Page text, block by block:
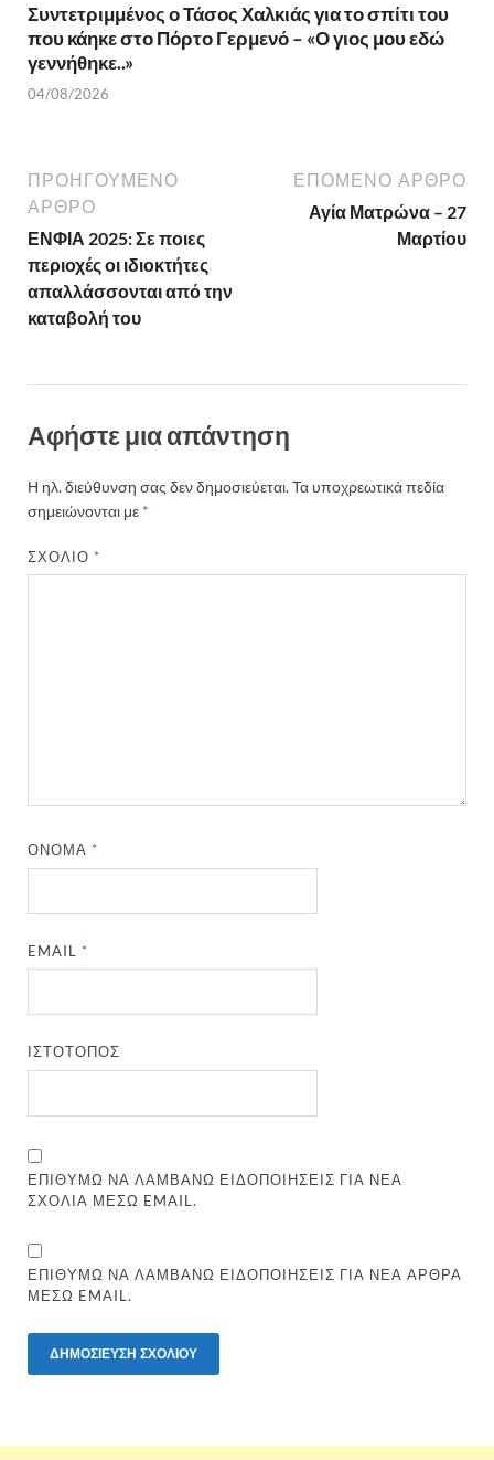
Συντετριμμένος ο Τάσος Χαλκιάς για το σπίτι του
που κάηκε στο Πόρτο Γερμενό – «Ο γιος μου εδώ
γεννήθηκε..»
04/08/2026
ΠΡΟΗΓΟΎΜΕΝΟ
ΆΡΘΡΟ
ΕΝΦΙΑ 2025: Σε ποιες
περιοχές οι ιδιοκτήτες
απαλλάσσονται από την
καταβολή του
ΕΠΌΜΕΝΟ ΆΡΘΡΟ
Αγία Ματρώνα – 27
Μαρτίου
Αφήστε μια απάντηση
Η ηλ. διεύθυνση σας δεν δημοσιεύεται.Τα υποχρεωτικά πεδία
σημειώνονται με *
ΣΧΌΛΙΟ*
ΌΝΟΜΑ*
EMAIL*
ΙΣΤΌΤΟΠΟΣ
ΕΠΙΘΥΜΏ ΝΑ ΛΑΜΒΆΝΩ ΕΙΔΟΠΟΙΉΣΕΙΣ ΓΙΑ ΝΈΑ
ΣΧΌΛΙΑ ΜΈΣΩ EMAIL.
ΕΠΙΘΥΜΏ ΝΑ ΛΑΜΒΆΝΩ ΕΙΔΟΠΟΙΉΣΕΙΣ ΓΙΑ ΝΈΑ ΆΡΘΡΑ
ΜΈΣΩ EMAIL.